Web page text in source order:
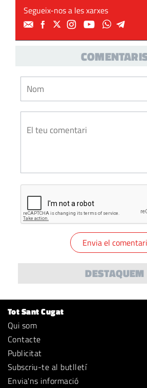
Segueix-nos a les xarxes
DESTAQUEM
Tot Sant Cugat
Qui som
Contacte
Publicitat
Subscriu-te al butlletí
Envia'ns informació